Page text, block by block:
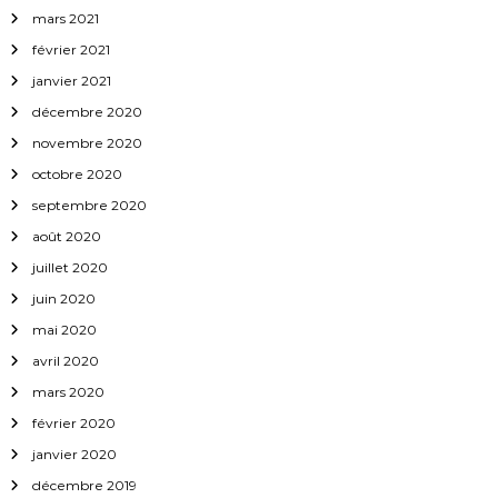
mars 2021
février 2021
janvier 2021
décembre 2020
novembre 2020
octobre 2020
septembre 2020
août 2020
juillet 2020
juin 2020
mai 2020
avril 2020
mars 2020
février 2020
janvier 2020
décembre 2019